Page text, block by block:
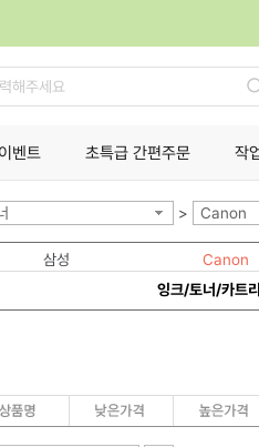
이벤트 초특급 간편주문 작
> Canon
삼성
Canon
잉크/토너/카트